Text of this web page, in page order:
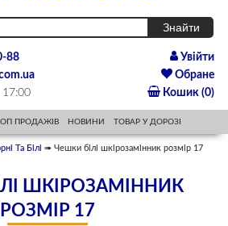
88
17:00
Увійти
Обране
Кошик (0)
ПРОДАЖІВ НОВИНИ ТОВАР У ДОРОЗІ
Та Білі ➠ Чешки білі шкірозамінник розмір 17
ШКІРОЗАМІННИК
РОЗМІР 17